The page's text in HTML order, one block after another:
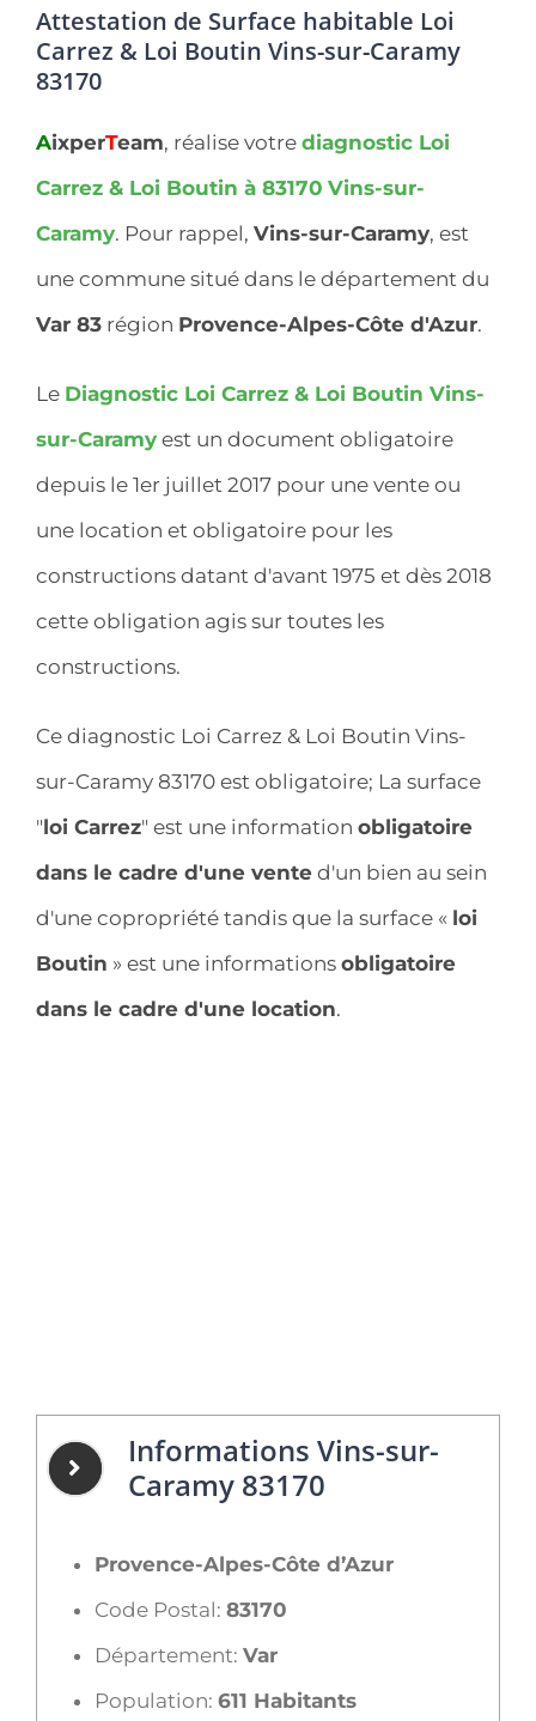
Attestation de Surface habitable Loi
Carrez & Loi Boutin Vins-sur-Caramy
83170
AixperTeam, réalise votre diagnostic Loi
Carrez & Loi Boutin à 83170 Vins-sur-
Caramy. Pour rappel, Vins-sur-Caramy, est
une commune situé dans le département du
Var 83 région Provence-Alpes-Côte d'Azur.
Le Diagnostic Loi Carrez & Loi Boutin Vins-
sur-Caramy est un document obligatoire
depuis le 1er juillet 2017 pour une vente ou
une location et obligatoire pour les
constructions datant d'avant 1975 et dès 2018
cette obligation agis sur toutes les
constructions.
Ce diagnostic Loi Carrez & Loi Boutin Vins-
sur-Caramy 83170 est obligatoire; La surface
"loi Carrez" est une information obligatoire
dans le cadre d'une vente d'un bien au sein
d'une copropriété tandis que la surface « loi
Boutin » est une informations obligatoire
dans le cadre d'une location.
Informations Vins-sur-
Caramy 83170
Provence-Alpes-Côte d’Azur
Code Postal: 83170
Département: Var
Population: 611 Habitants